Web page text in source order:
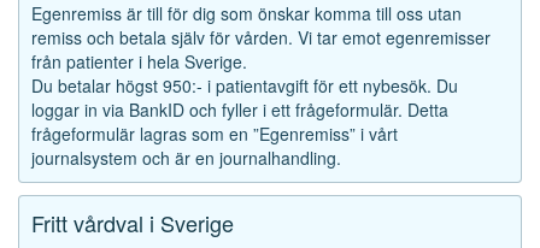
Egenremiss är till för dig som önskar komma till oss utan
remiss och betala själv för vården. Vi tar emot egenremisser
från patienter i hela Sverige.
Du betalar högst 950:- i patientavgift för ett nybesök. Du
loggar in via BankID och fyller i ett frågeformulär. Detta
frågeformulär lagras som en ”Egenremiss” i vårt
journalsystem och är en journalhandling.
Fritt vårdval i Sverige